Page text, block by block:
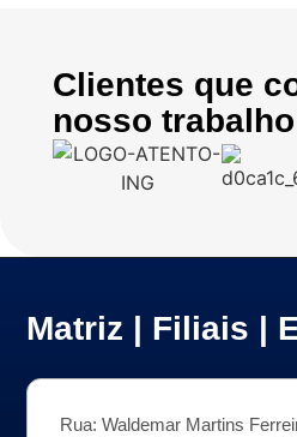
Clientes que
nosso trabalho
Rua: Waldemar Martins
Matriz | Filiais |